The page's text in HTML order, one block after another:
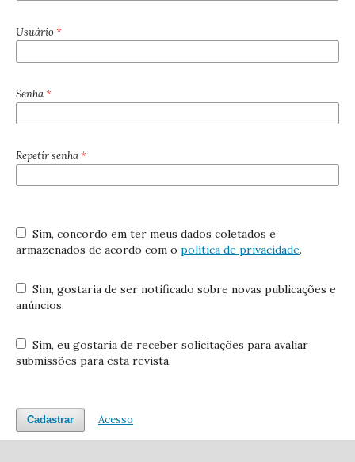
Usuário*
Senha*
Repetir senha*
armazenados de acordo com o política de privacidade.
anúncios.
submissões para esta revista.
Cadastrar Acesso